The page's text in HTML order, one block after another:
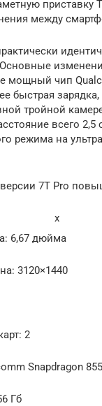
приставку
между
мощный чип
быстрая
тройной
всего 2,5
режима на
7T Pro
x
6,67 дюйма
3120×1440
2
Snapdragon
Гб